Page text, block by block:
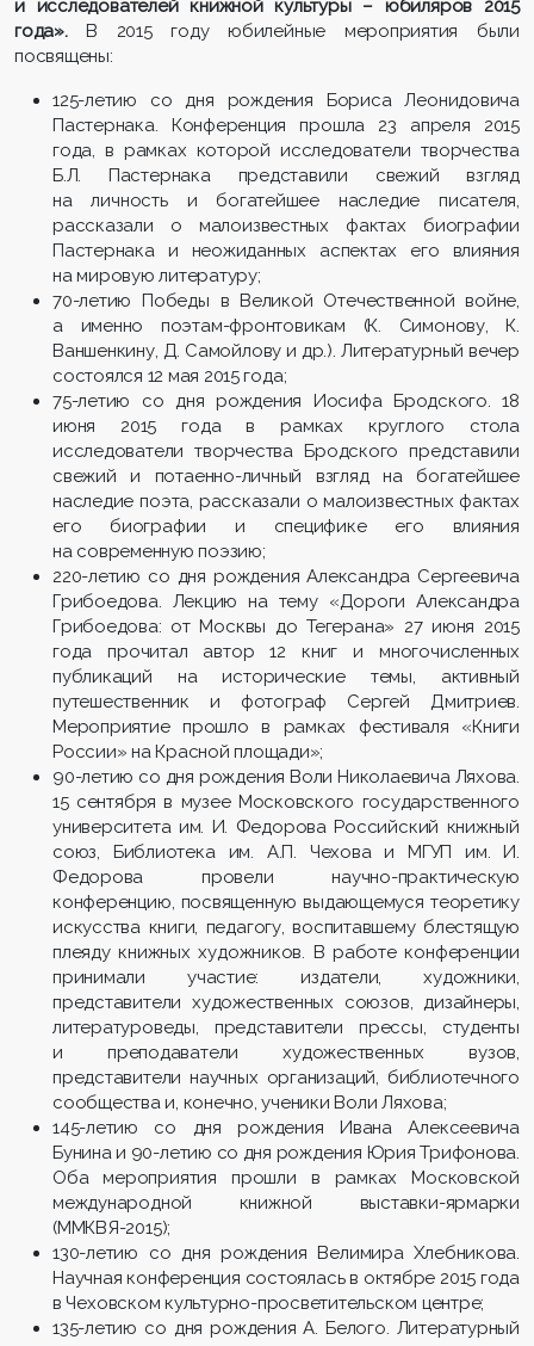
и исследователей книжной культуры – юбиляров 2015
года».В 2015 году юбилейные мероприятия были
посвящены:
125-летию со дня рождения Бориса Леонидовича
Пастернака. Конференция прошла 23 апреля 2015
года, в рамках которой исследователи творчества
Б.Л. Пастернака представили свежий взгляд
на личность и богатейшее наследие писателя,
рассказали о малоизвестных фактах биографии
Пастернака и неожиданных аспектах его влияния
на мировую литературу;
70-летию Победы в Великой Отечественной войне,
а именно поэтам-фронтовикам (К. Симонову, К.
Ваншенкину, Д. Самойлову и др.). Литературный вечер
состоялся 12 мая 2015 года;
75-летию со дня рождения Иосифа Бродского. 18
июня 2015 года в рамках круглого стола
исследователи творчества Бродского представили
свежий и потаенно-личный взгляд на богатейшее
наследие поэта, рассказали о малоизвестных фактах
его биографии и специфике его влияния
на современную поэзию;
220-летию со дня рождения Александра Сергеевича
Грибоедова. Лекцию на тему «Дороги Александра
Грибоедова: от Москвы до Тегерана» 27 июня 2015
года прочитал автор 12 книг и многочисленных
публикаций на исторические темы, активный
путешественник и фотограф Сергей Дмитриев.
Мероприятие прошло в рамках фестиваля «Книги
России» на Красной площади»;
90-летию со дня рождения Воли Николаевича Ляхова.
15 сентября в музее Московского государственного
университета им. И. Федорова Российский книжный
союз, Библиотека им. А.П. Чехова и МГУП им. И.
Федорова провели научно-практическую
конференцию, посвященную выдающемуся теоретику
искусства книги, педагогу, воспитавшему блестящую
плеяду книжных художников. В работе конференции
принимали участие: издатели, художники,
представители художественных союзов, дизайнеры,
литературоведы, представители прессы, студенты
и преподаватели художественных вузов,
представители научных организаций, библиотечного
сообщества и, конечно, ученики Воли Ляхова;
145-летию со дня рождения Ивана Алексеевича
Бунина и 90-летию со дня рождения Юрия Трифонова.
Оба мероприятия прошли в рамках Московской
международной книжной выставки-ярмарки
(ММКВЯ-2015);
130-летию со дня рождения Велимира Хлебникова.
Научная конференция состоялась в октябре 2015 года
в Чеховском культурно-просветительском центре;
135-летию со дня рождения А. Белого. Литературный